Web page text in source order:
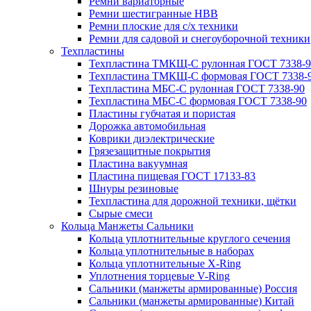
Ремни шестигранные HBB
Ремни плоские для с/х техники
Ремни для садовой и снегоуборочной техники
Техпластины
Техпластина ТМКЩ-С рулонная ГОСТ 7338-
Техпластина ТМКЩ-С формовая ГОСТ 7338-
Техпластина МБС-С рулонная ГОСТ 7338-90
Техпластина МБС-С формовая ГОСТ 7338-90
Пластины губчатая и пористая
Дорожка автомобильная
Коврики диэлектрические
Грязезащитные покрытия
Пластина вакуумная
Пластина пищевая ГОСТ 17133-83
Шнуры резиновые
Техпластина для дорожной техники, щётки
Сырые смеси
Кольца Манжеты Сальники
Кольца уплотнительные круглого сечения
Кольца уплотнительные в наборах
Кольца уплотнительные Х-Ring
Уплотнения торцевые V-Ring
Сальники (манжеты армированные) Россия
Сальники (манжеты армированные) Китай